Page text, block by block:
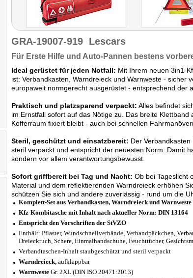
GRA-19007-919 Lescars
Für Erste Hilfe und Auto-Pannen bestens
Ideal gerüstet für jeden Notfall: Mit Ihrem neuen 3in1-
ist: Verbandkasten, Warndreieck und Warnweste - sicher
europaweit normgerecht ausgerüstet - entsprechend der
Praktisch und platzsparend verpackt: Alles befindet
im Ernstfall sofort auf das Nötige zu. Das breite
Kofferraum fixiert bleibt - auch bei schnellen
Steril, geschützt und einsatzbereit: Der
steril verpackt und entspricht der neuesten Norm. Damit
sondern vor allem verantwortungsbewusst.
Sofort griffbereit bei Tag und Nacht: Ob bei Tageslicht
Material und dem reflektierenden Warndreieck erhöhen
schützen Sie sich und andere zuverlässig - rund um die
Komplett-Set aus Verbandkasten, Warndreieck und Warnweste
Kfz-Kombitasche mit Inhalt nach aktueller Norm: DIN 13164
Entspricht den Vorschriften der StVZO
Enthält: Pflaster, Wundschnellverbände, Verbandpäckchen,
Dreiecktuch, Schere, Einmalhandschuhe, Feuchttücher,
Verbandtaschen-Inhalt staubgeschützt und steril verpackt
Warndreieck, aufklappbar
Warnweste Gr. 2XL (DIN ISO 20471:2013)